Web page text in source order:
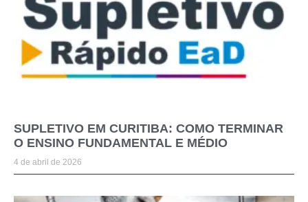
SUPLETIVO EM CURITIBA: COMO TERMINAR
O ENSINO FUNDAMENTAL E MÉDIO
4 de abril de 2026